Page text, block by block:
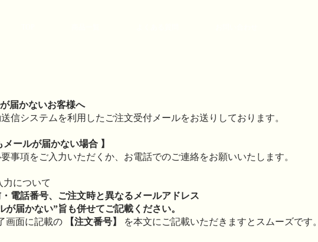
届かないお客様へ
信システムを利用したご注文受付メールをお送りしております。
ールが届かない場合 】
事項をご入力いただくか、お電話でのご連絡をお願いいたします。
について
電話番号、ご注文時と異なるメールアドレス
届かない”旨も併せてご記載ください。
画面に記載の 【注文番号】 を本文にご記載いただきますとスムーズです。